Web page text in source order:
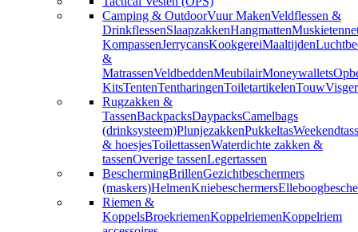
Camping & OutdoorVuur MakenVeldflessen &
DrinkflessenSlaapzakkenHangmatten
KompassenJerrycansKookgereiMaaltijden
&
MatrassenVeldbeddenMeubilairMoneywallets
KitsTentenTentharingenToiletartikelenTouw
Rugzakken &
TassenBackpacksDaypacksCamelbags
(drinksysteem)PlunjezakkenPukkeltas
& hoesjesToilettassenWaterdichte zakken &
tassenOverige tassenLegertassen
BeschermingBrillenGezichtbeschermers
(maskers)HelmenKniebeschermers
Riemen &
KoppelsBroekriemenKoppelriemenKoppelriem